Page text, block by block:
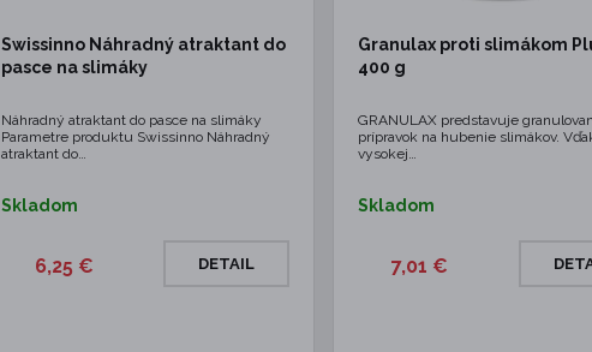
Swissinno Náhradný atraktant do
pasce na slimáky
Náhradný atraktant do pasce na slimáky
Parametre produktu Swissinno Náhradný
atraktant do…
Skladom
6,25 € DETAIL
Granulax proti slimákom
400 g
GRANULAX predstavuje
prípravok na hubenie slimákov.
vysokej…
Skladom
7,01 €